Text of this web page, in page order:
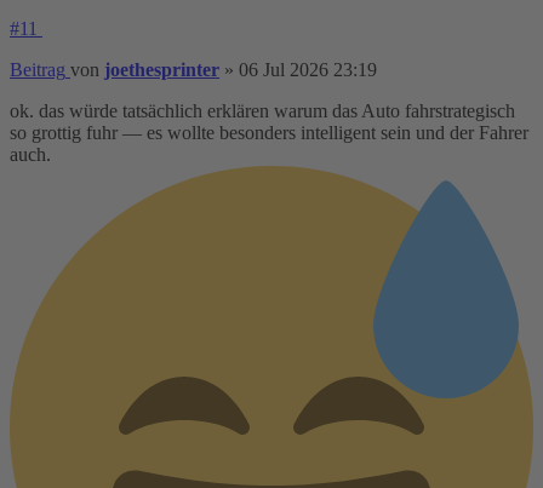
#11
Beitrag von joethesprinter » 06 Jul 2026 23:19
ok. das würde tatsächlich erklären warum das Auto fahrstrategisch
so grottig fuhr — es wollte besonders intelligent sein und der Fahrer
auch.